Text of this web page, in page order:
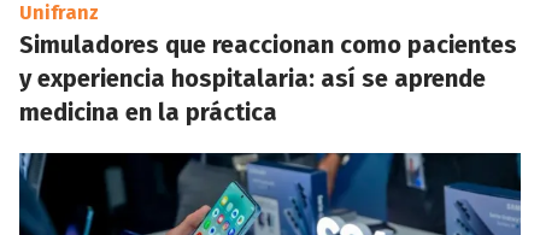
Unifranz
Simuladores que reaccionan como pacientes
y experiencia hospitalaria: así se aprende
medicina en la práctica